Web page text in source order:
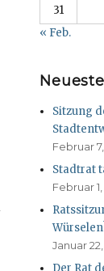
31
« Feb.
Sitzung
Februar
Stadtrat
Februar
Januar
Der Rat